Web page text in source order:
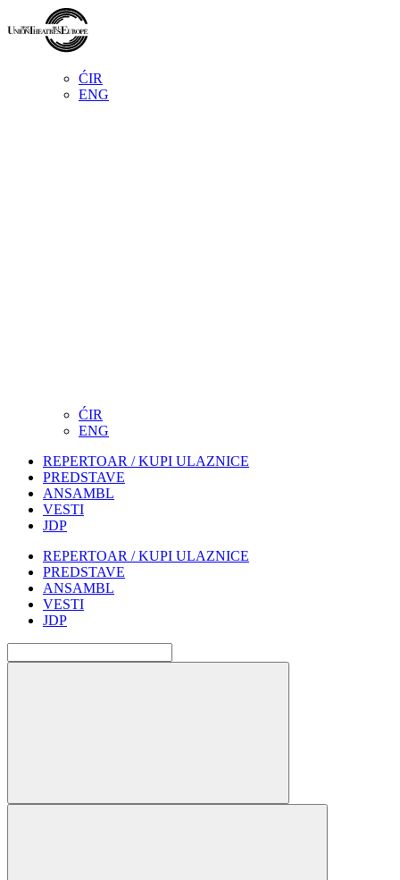
ĆIR
ENG
ĆIR
ENG
REPERTOAR / KUPI ULAZNICE
PREDSTAVE
ANSAMBL
VESTI
JDP
REPERTOAR / KUPI ULAZNICE
PREDSTAVE
ANSAMBL
VESTI
JDP